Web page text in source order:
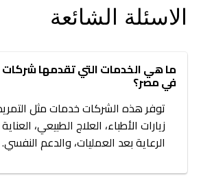
الاسئلة الشائعة
ما هي الخدمات التي تقدمها شركات
في مصر؟
توفر هذه الشركات خدمات مثل
زيارات الأطباء، العلاج الطبيعي،
الرعاية بعد العمليات، والدعم النفسي.